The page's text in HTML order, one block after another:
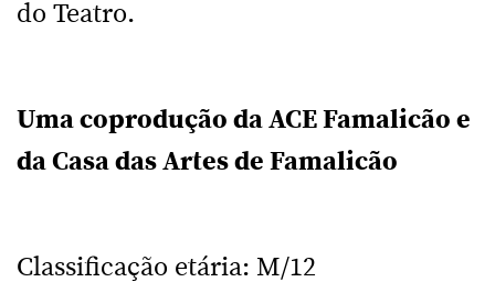
do Teatro.
Uma coprodução da ACE Famalicão e
da Casa das Artes de Famalicão
Classificação etária: M/12